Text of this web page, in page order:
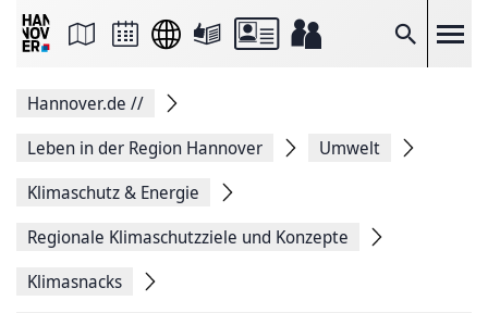
Suche
Seite
Facebook
teilen
Seitenlink
Seite
Hannover.de //
Leben in der Region Hannover
Umwelt
Klimaschutz & Energie
Regionale Klimaschutzziele und Konzepte
Klimasnacks